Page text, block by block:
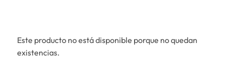
Este producto no está disponible porque no quedan
existencias.